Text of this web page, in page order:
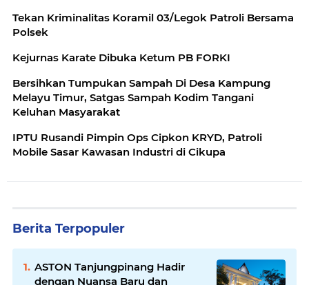
Tekan Kriminalitas Koramil 03/Legok Patroli Bersama
Polsek
Kejurnas Karate Dibuka Ketum PB FORKI
Bersihkan Tumpukan Sampah Di Desa Kampung
Melayu Timur, Satgas Sampah Kodim Tangani
Keluhan Masyarakat
IPTU Rusandi Pimpin Ops Cipkon KRYD, Patroli
Mobile Sasar Kawasan Industri di Cikupa
Berita Terpopuler
ASTON Tanjungpinang Hadir
dengan Nuansa Baru dan